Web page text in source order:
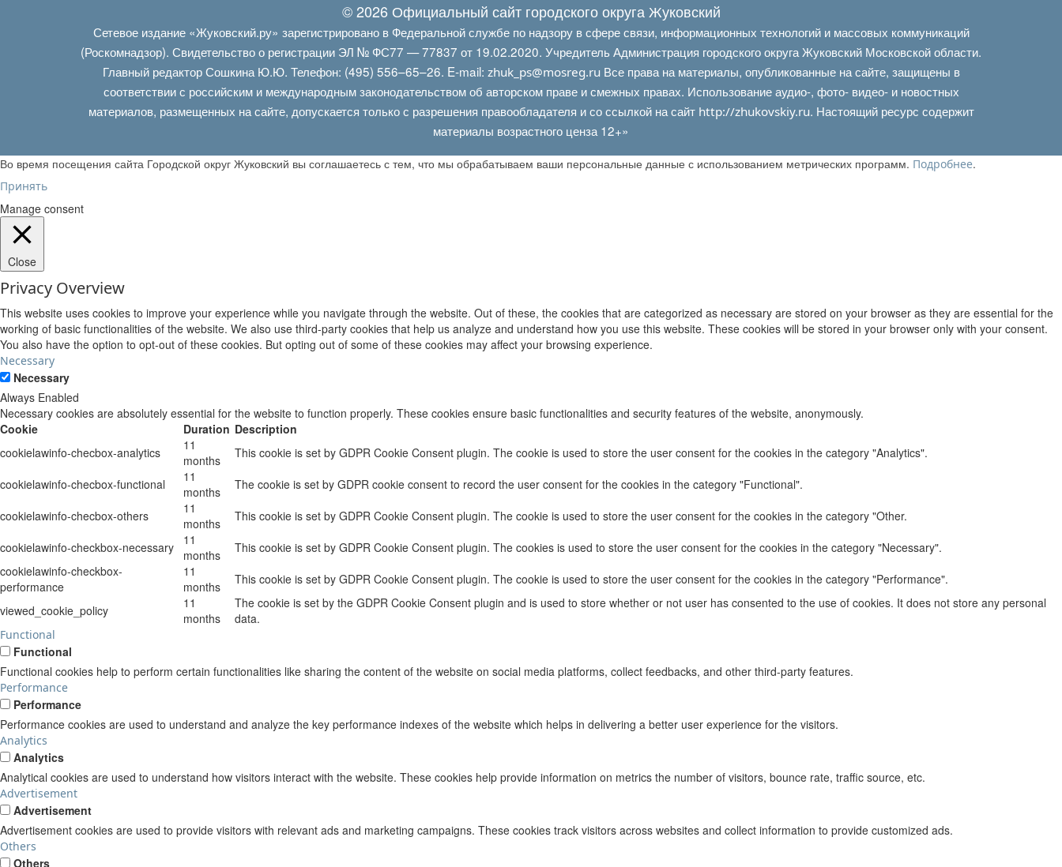
© 2026 Официальный сайт городского округа Жуковский
Сетевое издание «Жуковский.ру» зарегистрировано в Федеральной службе по надзору в сфере связи, информационных технологий и массовых коммуникаций
(Роскомнадзор). Свидетельство о регистрации ЭЛ № ФС77 — 77837 от 19.02.2020. Учредитель Администрация городского округа Жуковский Московской области.
Главный редактор Сошкина Ю.Ю. Телефон: (495) 556–65–26. E‑mail: zhuk_ps@mosreg.ruВсе права на материалы, опубликованные на сайте, защищены в
соответствии с российским и международным законодательством об авторском праве и смежных правах. Использование аудио-, фото- видео- и новостных
материалов, размещенных на сайте, допускается только с разрешения правообладателя и со ссылкой на сайт http://zhukovskiy.ru. Настоящий ресурс содержит
материалы возрастного ценза 12+»
Во время посещения сайта Городской округ Жуковский вы соглашаетесь с тем, что мы обрабатываем ваши персональные данные с использованием метрических программ. Подробнее.
Принять
Manage consent
Close
Privacy Overview
This website uses cookies to improve your experience while you navigate through the website. Out of these, the cookies that are categorized as necessary are stored on your browser as they are essential for the
working of basic functionalities of the website. We also use third-party cookies that help us analyze and understand how you use this website. These cookies will be stored in your browser only with your consent.
You also have the option to opt-out of these cookies. But opting out of some of these cookies may affect your browsing experience.
Necessary
Necessary
Always Enabled
Necessary cookies are absolutely essential for the website to function properly. These cookies ensure basic functionalities and security features of the website, anonymously.
Cookie
Duration Description
cookielawinfo-checbox-analytics
11
months
This cookie is set by GDPR Cookie Consent plugin. The cookie is used to store the user consent for the cookies in the category "Analytics".
cookielawinfo-checbox-functional
11
months
The cookie is set by GDPR cookie consent to record the user consent for the cookies in the category "Functional".
cookielawinfo-checbox-others
11
months
This cookie is set by GDPR Cookie Consent plugin. The cookie is used to store the user consent for the cookies in the category "Other.
cookielawinfo-checkbox-necessary
11
months
This cookie is set by GDPR Cookie Consent plugin. The cookies is used to store the user consent for the cookies in the category "Necessary".
cookielawinfo-checkbox-
performance
11
months
This cookie is set by GDPR Cookie Consent plugin. The cookie is used to store the user consent for the cookies in the category "Performance".
viewed_cookie_policy
11
months
The cookie is set by the GDPR Cookie Consent plugin and is used to store whether or not user has consented to the use of cookies. It does not store any personal
data.
Functional
Functional
Functional cookies help to perform certain functionalities like sharing the content of the website on social media platforms, collect feedbacks, and other third-party features.
Performance
Performance
Performance cookies are used to understand and analyze the key performance indexes of the website which helps in delivering a better user experience for the visitors.
Analytics
Analytics
Analytical cookies are used to understand how visitors interact with the website. These cookies help provide information on metrics the number of visitors, bounce rate, traffic source, etc.
Advertisement
Advertisement
Advertisement cookies are used to provide visitors with relevant ads and marketing campaigns. These cookies track visitors across websites and collect information to provide customized ads.
Others
Others